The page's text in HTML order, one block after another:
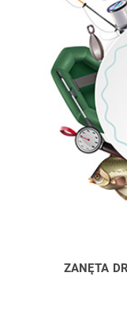
ZANĘTA